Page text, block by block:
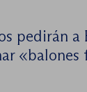
pedirán a